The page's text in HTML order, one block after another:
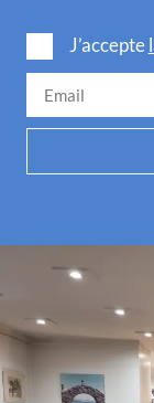
J’accepte